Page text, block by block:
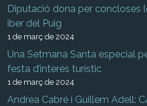
Diputació dona per concloses
iber del Puig
1 de març de 2024
Una Setmana Santa especial
festa d’interès turístic
1 de març de 2024
Andrea Cabré i Guillem Adell: